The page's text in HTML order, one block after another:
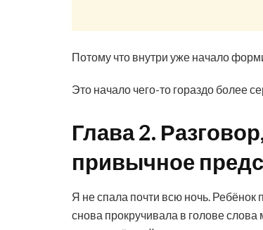
Потому что внутри уже начало
Это начало чего-то гораздо более
Глава 2.
привычное
Я не спала почти всю ночь.
снова прокручивала в голове слова